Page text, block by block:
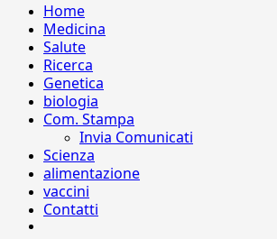
Home
Medicina
Salute
Ricerca
Genetica
biologia
Com. Stampa
Invia Comunicati
Scienza
alimentazione
vaccini
Contatti